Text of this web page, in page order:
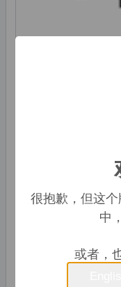
深圳市旭
Nanshanhai, 中国
很抱歉，但这
中
或者，